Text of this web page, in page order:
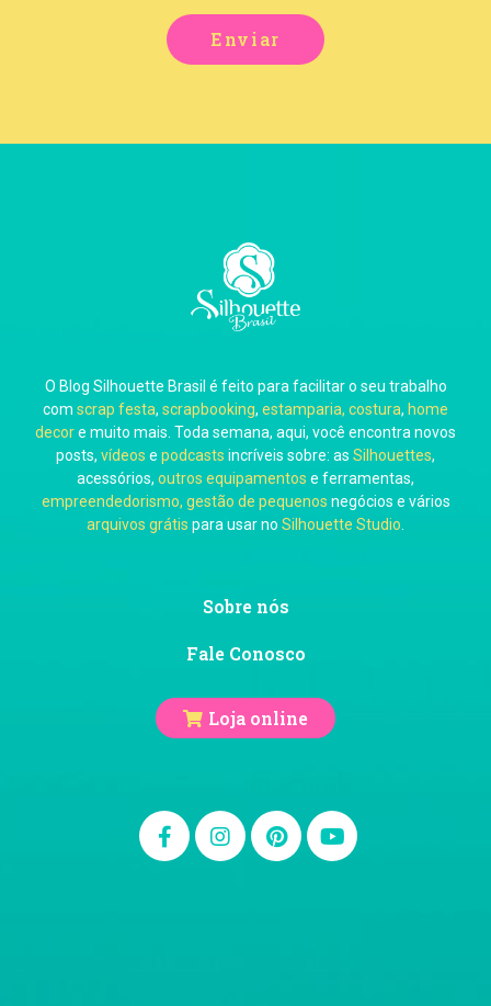
Enviar
O Blog Silhouette Brasil é feito para facilitar o seu trabalho
com scrap festa, scrapbooking, estamparia, costura, home
decore muito mais. Toda semana, aqui, você encontra novos
posts, vídeos e podcasts incríveis sobre: as Silhouettes,
acessórios, outros equipamentos e ferramentas,
empreendedorismo, gestão de pequenos negócios e vários
arquivos grátis para usar no Silhouette Studio.
Sobre nós
Fale Conosco
Loja online